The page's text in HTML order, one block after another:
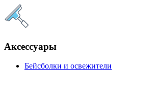
Аксессуары
Бейсболки и освежители